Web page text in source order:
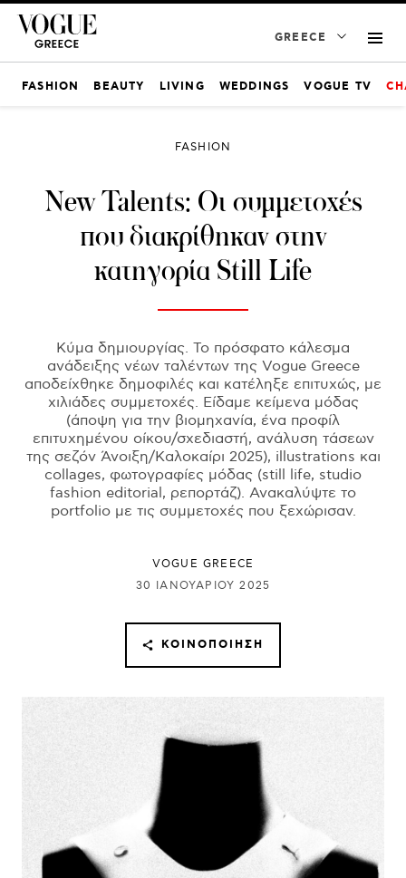
GREECE
FASHION BEAUTY LIVING WEDDINGS VOGUE TV
FASHION
New Talents: Οι συμμετοχές
που διακρίθηκαν στην
κατηγορία Still Life
Κύμα δημιουργίας. Το πρόσφατο κάλεσμα
ανάδειξης νέων ταλέντων της Vogue Greece
αποδείχθηκε δημοφιλές και κατέληξε επιτυχώς, με
χιλιάδες συμμετοχές. Είδαμε κείμενα μόδας
(άποψη για την βιομηχανία, ένα προφίλ
επιτυχημένου οίκου/σχεδιαστή, ανάλυση τάσεων
της σεζόν Άνοιξη/Καλοκαίρι 2025), illustrations και
collages, φωτογραφίες μόδας (still life, studio
fashion editorial, ρεπορτάζ). Ανακαλύψτε το
portfolio με τις συμμετοχές που ξεχώρισαν.
VOGUE GREECE
30 ΙΑΝΟΥΑΡΊΟΥ 2025
ΚΟΙΝΟΠΟΊΗΣΗ